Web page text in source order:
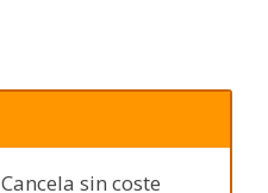
sin coste